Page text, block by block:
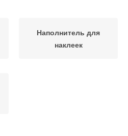
Наполнитель для
наклеек